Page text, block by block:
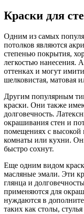
Краски для
Одним из самых
потолков являются
степенью покрытия,
легкостью нанесения.
оттенках и могут
шелковистая, матовая
Другим популярным
краски. Они также
долговечность.
окрашивания стен и
помещениях с высокой
комнаты или кухни.
быстро сохнут.
Еще одним видом
масляные эмали. Эти
глянца и
применяются для
нуждаются в
таких как столы,